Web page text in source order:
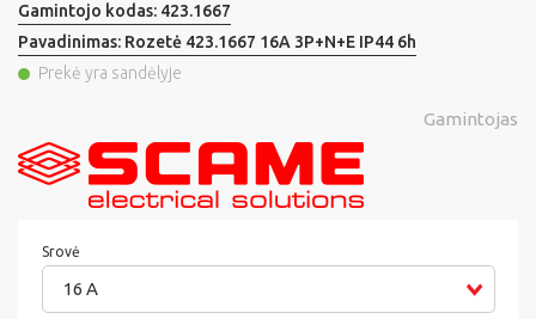
Gamintojo kodas: 423.1667
Pavadinimas: Rozetė 423.1667 16A 3P+N+E IP44 6h
Prekė yra sandėlyje
Gamintojas
Srovė
16 A